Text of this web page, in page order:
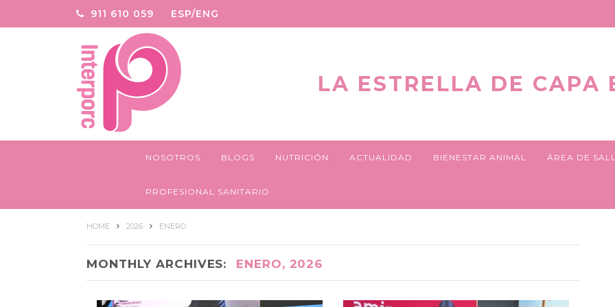
911 610 059 ESP/ENG
LA ESTRELLA DE CAPA
NOSOTROS BLOGS NUTRICIÓN ACTUALIDAD BIENESTAR ANIMAL ÁREA DE
PROFESIONAL SANITARIO
HOME 2026 ENERO
MONTHLY ARCHIVES: ENERO, 2026